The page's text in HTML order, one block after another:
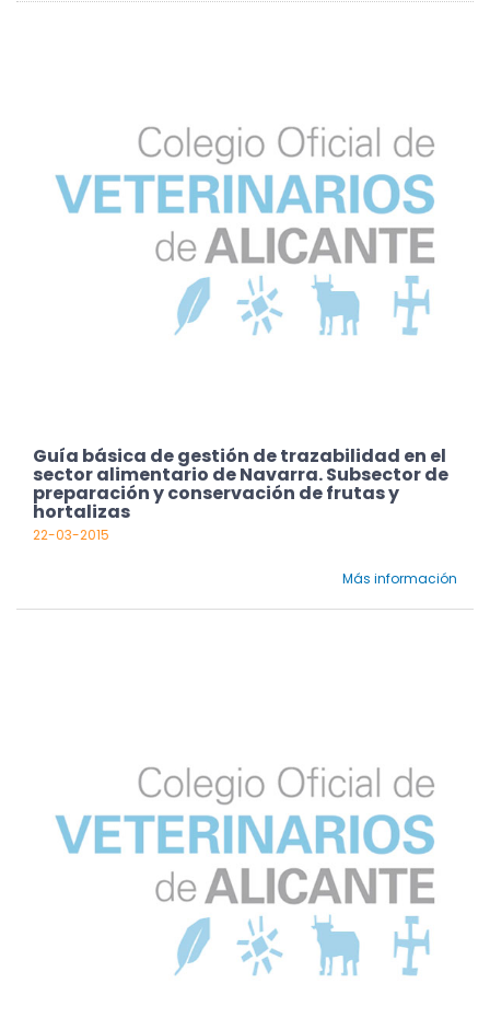
Guía básica de gestión de trazabilidad en el
sector alimentario de Navarra. Subsector de
preparación y conservación de frutas y
hortalizas
22-03-2015
Más información